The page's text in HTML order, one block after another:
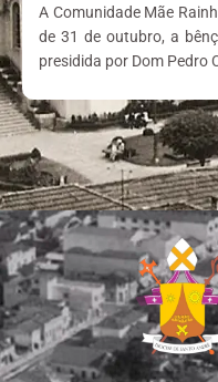
A Comunidade Mãe
de 31 de outubro, a
presidida por Dom Pedro